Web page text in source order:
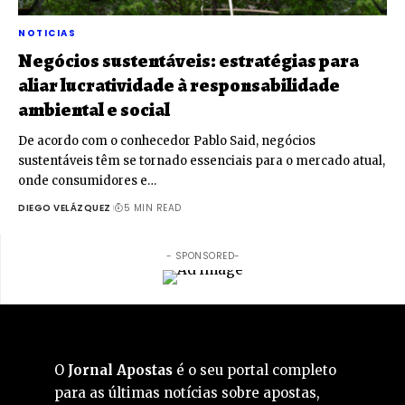
NOTICIAS
Negócios sustentáveis: estratégias para
aliar lucratividade à responsabilidade
ambiental e social
De acordo com o conhecedor Pablo Said, negócios
sustentáveis têm se tornado essenciais para o mercado atual,
onde consumidores e…
DIEGO VELÁZQUEZ 5 MIN READ
- SPONSORED-
O Jornal Apostas é o seu portal completo
para as últimas notícias sobre apostas,